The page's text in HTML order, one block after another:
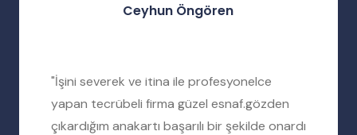
Ceyhun Öngören
"İşini severek ve itina ile profesyonelce
yapan tecrübeli firma güzel esnaf.gözden
çıkardığım anakartı başarılı bir şekilde onardı